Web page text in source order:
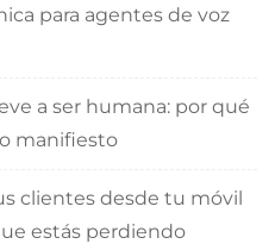
para agentes de voz
a ser humana: por qué
manifiesto
clientes desde tu móvil
estás perdiendo